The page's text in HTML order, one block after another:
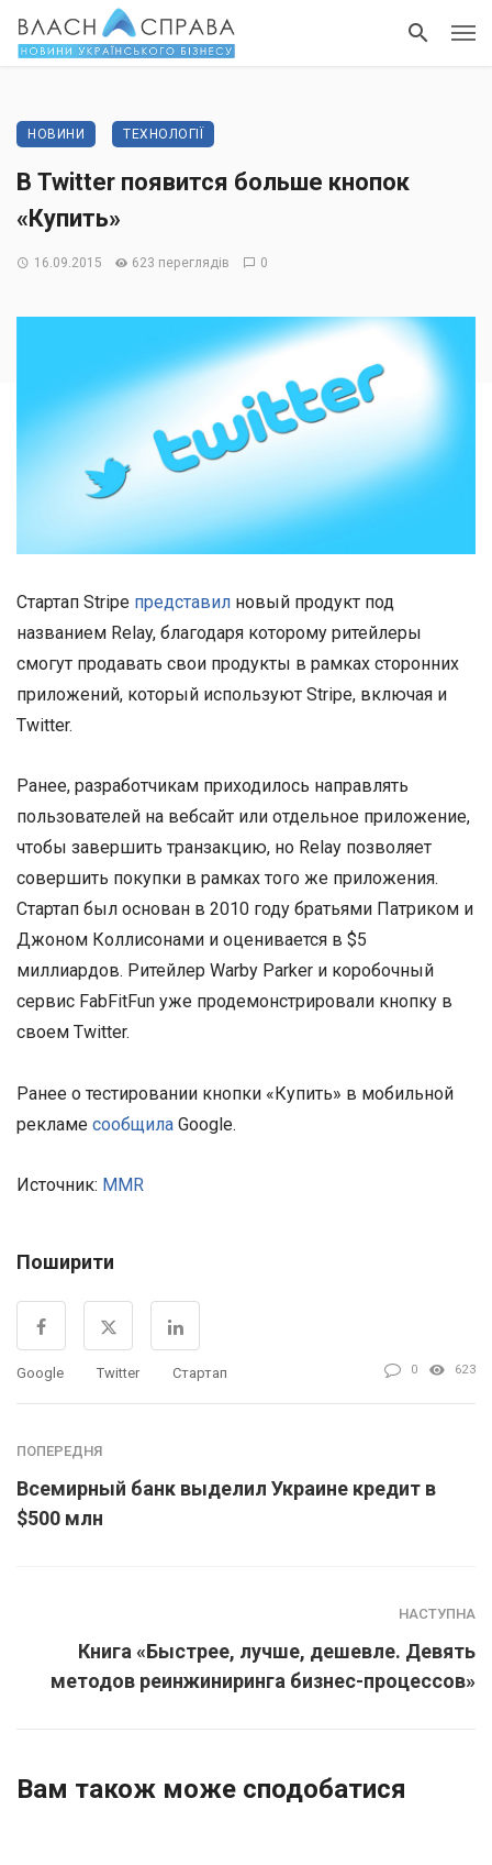
НОВИНИ ТЕХНОЛОГІЇ
В Twitter появится больше кнопок
«Купить»
16.09.2015 623 переглядів 0
Стартап Stripe представил новый продукт под
названием Relay, благодаря которому ритейлеры
смогут продавать свои продукты в рамках сторонних
приложений, который используют Stripe, включая и
Twitter.
Ранее, разработчикам приходилось направлять
пользователей на вебсайт или отдельное приложение,
чтобы завершить транзакцию, но Relay позволяет
совершить покупки в рамках того же приложения.
Стартап был основан в 2010 году братьями Патриком и
Джоном Коллисонами и оценивается в $5
миллиардов. Ритейлер Warby Parker и коробочный
сервис FabFitFun уже продемонстрировали кнопку в
своем Twitter.
Ранее о тестировании кнопки «Купить» в мобильной
рекламе сообщила Google.
Источник: MMR
Поширити
Google Twitter Стартап 0 623
ПОПЕРЕДНЯ
Всемирный банк выделил Украине кредит в
$500 млн
НАСТУПНА
Книга «Быстрее, лучше, дешевле. Девять
методов реинжиниринга бизнес-процессов»
Вам також може сподобатися